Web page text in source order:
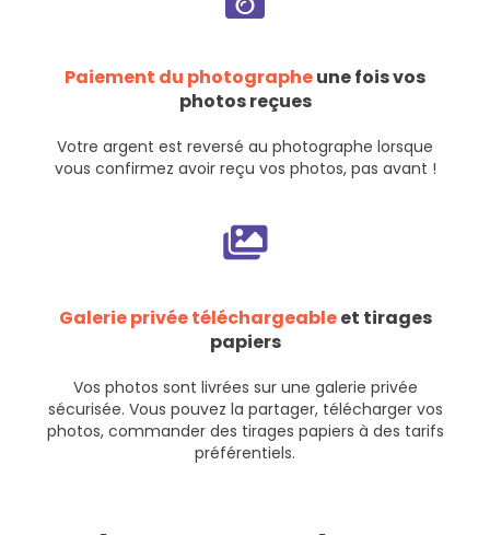
Paiement du photographeune fois vos
photos reçues
Votre argent est reversé au photographe lorsque
vous confirmez avoir reçu vos photos, pas avant !
Galerie privée téléchargeableet tirages
papiers
Vos photos sont livrées sur une galerie privée
sécurisée. Vous pouvez la partager, télécharger vos
photos, commander des tirages papiers à des tarifs
préférentiels.